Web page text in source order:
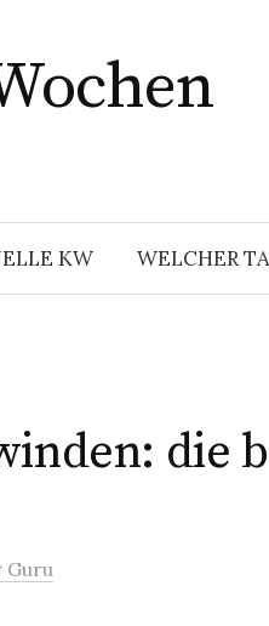
KW WELCHER
die
Guru